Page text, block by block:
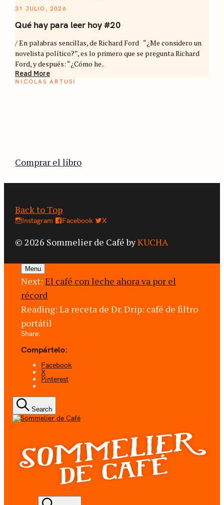
31 JULIO, 2026
Qué hay para leer hoy #20
/ En palabras sencillas, de Richard Ford “¿Me considero un
novelista político?”, es lo primero que se pregunta Richard
Ford, y después: “¿Cómo he..
Read More
NICOLAS ARTUSI
Comprar el libro
Back to Top
Instagram Facebook X
© 2026 Sommelier de Café byKUCHA
Menu
Next: El café con leche ahora va por el
récord
Reading: La receta de Dr. Drip: café de filtro
portátil
Share:
Compártelo:
Facebook
X
Pinterest
Search